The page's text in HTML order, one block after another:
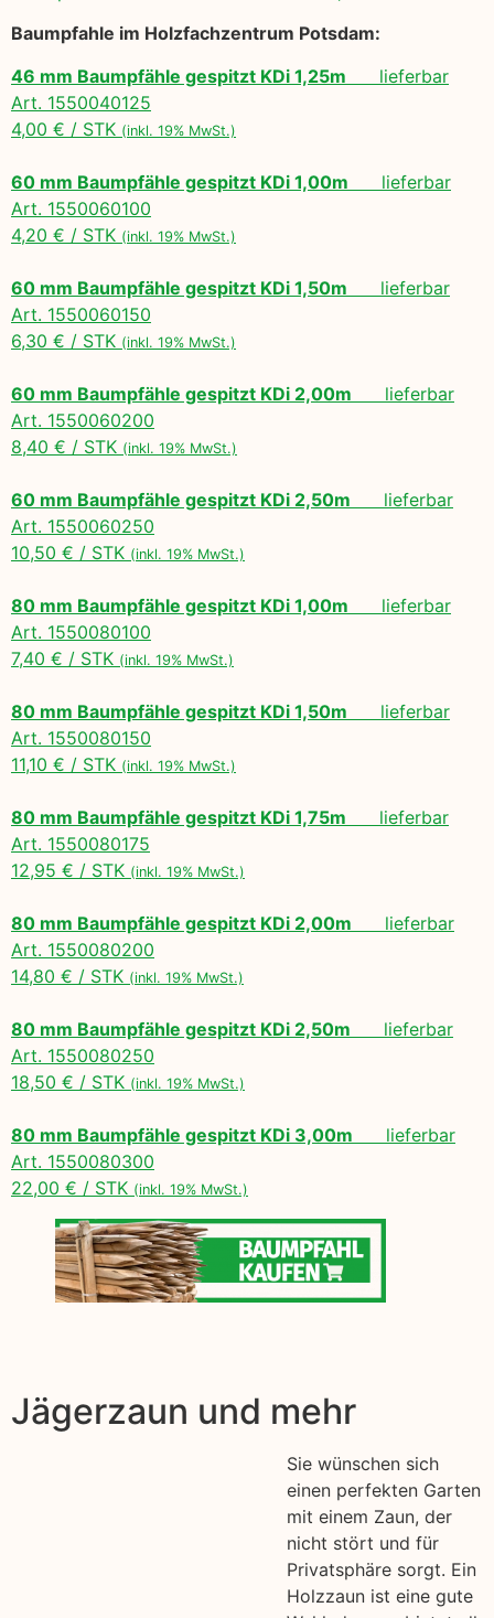
Baumpfahle im Holzfachzentrum Potsdam:
46 mm Baumpfähle gespitzt KDi 1,25m lieferbar
Art. 1550040125
4,00 € / STK (inkl. 19% MwSt.)
60 mm Baumpfähle gespitzt KDi 1,00m lieferbar
Art. 1550060100
4,20 € / STK (inkl. 19% MwSt.)
60 mm Baumpfähle gespitzt KDi 1,50m lieferbar
Art. 1550060150
6,30 € / STK (inkl. 19% MwSt.)
60 mm Baumpfähle gespitzt KDi 2,00m lieferbar
Art. 1550060200
8,40 € / STK (inkl. 19% MwSt.)
60 mm Baumpfähle gespitzt KDi 2,50m lieferbar
Art. 1550060250
10,50 € / STK (inkl. 19% MwSt.)
80 mm Baumpfähle gespitzt KDi 1,00m lieferbar
Art. 1550080100
7,40 € / STK (inkl. 19% MwSt.)
80 mm Baumpfähle gespitzt KDi 1,50m lieferbar
Art. 1550080150
11,10 € / STK (inkl. 19% MwSt.)
80 mm Baumpfähle gespitzt KDi 1,75m lieferbar
Art. 1550080175
12,95 € / STK (inkl. 19% MwSt.)
80 mm Baumpfähle gespitzt KDi 2,00m lieferbar
Art. 1550080200
14,80 € / STK (inkl. 19% MwSt.)
80 mm Baumpfähle gespitzt KDi 2,50m lieferbar
Art. 1550080250
18,50 € / STK (inkl. 19% MwSt.)
80 mm Baumpfähle gespitzt KDi 3,00m lieferbar
Art. 1550080300
22,00 € / STK (inkl. 19% MwSt.)
Jägerzaun und mehr
Sie wünschen sich
einen perfekten Garten
mit einem Zaun, der
nicht stört und für
Privatsphäre sorgt. Ein
Holzzaun ist eine gute